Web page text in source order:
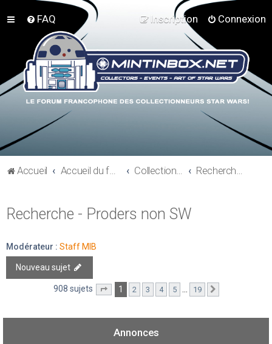
FAQ Connexion
Inscription
Accueil Accueil du forum Collections hors Star Wars Recherche - Proders non SW
Recherche - Proders non SW
Modérateur : Staff MIB
Nouveau sujet
908 sujets Page sur19
1 2 3 4 5 … 19
Annonces